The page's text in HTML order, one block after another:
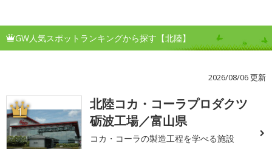
GW人気スポットランキングから探す【北陸】
2026/08/06 更新
1
北陸コカ・コーラプロダクツ
砺波工場／富山県
コカ・コーラの製造工程を学べる施設